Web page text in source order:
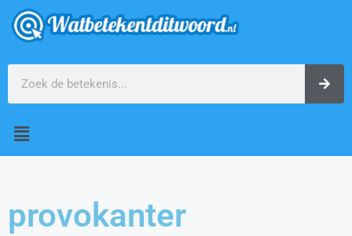
provokanter